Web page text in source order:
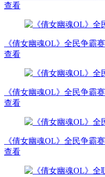
查看
《倩女幽魂OL》全民争霸
查看
《倩女幽魂OL》全民争霸
查看
《倩女幽魂OL》全民争霸
查看